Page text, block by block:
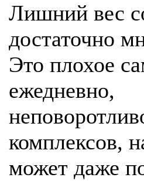
Лишний вес
достаточно
Это плохое
ежедневно,
комплексов,
может даже